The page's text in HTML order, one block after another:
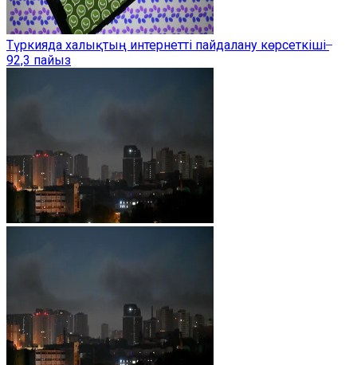
Түркияда халықтың интернетті пайдалану көрсеткіші ̶
92,3 пайыз